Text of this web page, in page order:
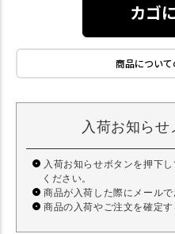
カゴ
商品につい
入荷お知らせ
入荷お知らせボタンを押下
ください。
商品が入荷した際にメールで
商品の入荷やご注文を確定す